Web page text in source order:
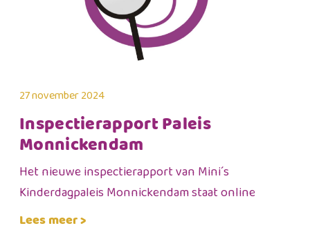
27 november 2024
Inspectierapport Paleis
Monnickendam
Het nieuwe inspectierapport van Mini´s
Kinderdagpaleis Monnickendam staat online
Lees meer >